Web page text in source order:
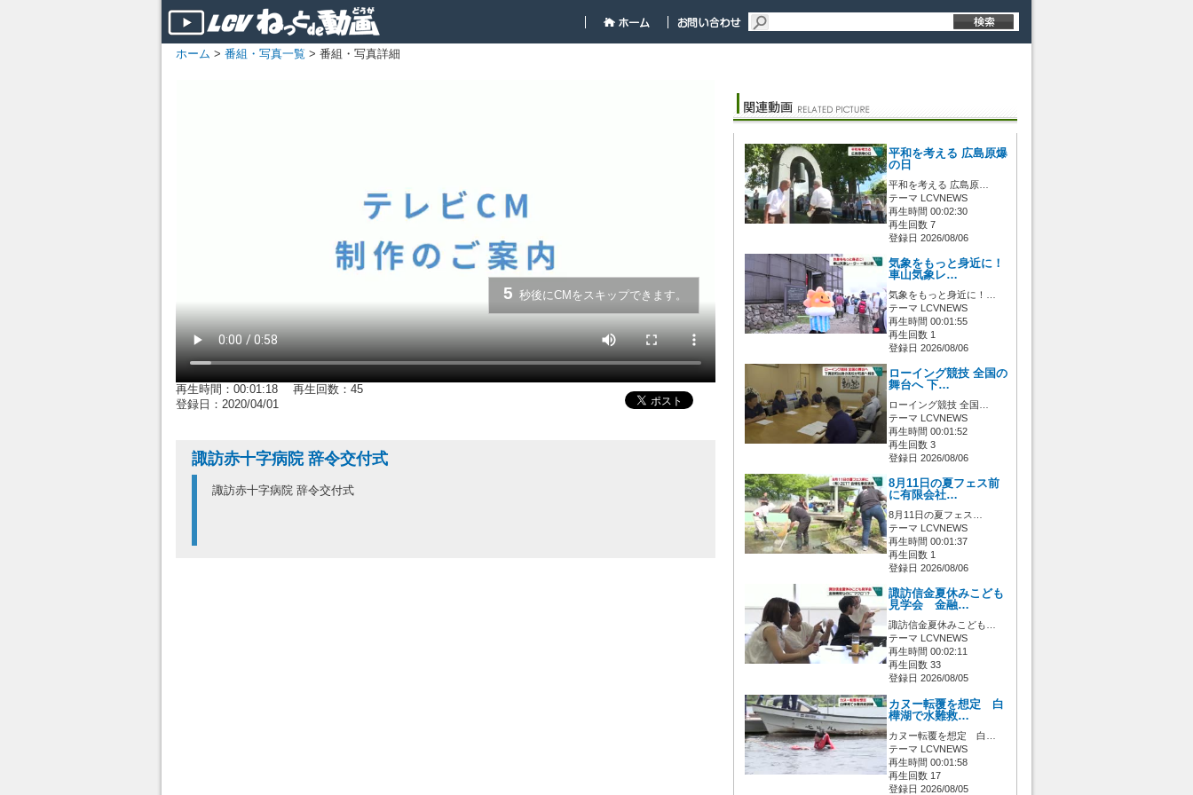
ホーム > 番組・写真一覧 > 番組・写真詳細
5 秒後にCMをスキップできます。
再生時間：00:01:18 再生回数：45
登録日：2020/04/01
諏訪赤十字病院 辞令交付式
諏訪赤十字病院 辞令交付式
平和を考える 広島原爆
の日
平和を考える 広島原…
テーマ LCVNEWS
再生時間 00:02:30
再生回数 7
登録日 2026/08/06
気象をもっと身近に！
車山気象レ…
気象をもっと身近に！…
テーマ LCVNEWS
再生時間 00:01:55
再生回数 1
登録日 2026/08/06
ローイング競技 全国の
舞台へ 下…
ローイング競技 全国…
テーマ LCVNEWS
再生時間 00:01:52
再生回数 3
登録日 2026/08/06
8月11日の夏フェス前
に有限会社…
8月11日の夏フェス…
テーマ LCVNEWS
再生時間 00:01:37
再生回数 1
登録日 2026/08/06
諏訪信金夏休みこども
見学会 金融…
諏訪信金夏休みこども…
テーマ LCVNEWS
再生時間 00:02:11
再生回数 33
登録日 2026/08/05
カヌー転覆を想定 白
樺湖で水難救…
カヌー転覆を想定 白…
テーマ LCVNEWS
再生時間 00:01:58
再生回数 17
登録日 2026/08/05